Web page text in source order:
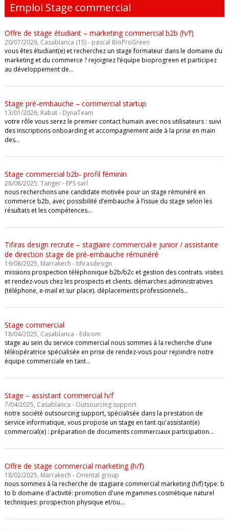
Emploi Stage commercial
Offre de stage étudiant – marketing commercial b2b (h/f)
20/07/2026, Casablanca (15) - pascal BioProGreen
vous êtes étudiant(e) et recherchez un stage formateur dans le domaine du
marketing et du commerce ? rejoignez l’équipe bioprogreen et participez
au développement de…
Stage pré-embauche – commercial startup
13/01/2026, Rabat - DynaTeam
votre rôle vous serez le premier contact humain avec nos utilisateurs : suivi
des inscriptions onboarding et accompagnement aide à la prise en main
des…
Stage commercial b2b- profil féminin
28/08/2025, Tanger - EPS sarl
nous recherchons une candidate motivée pour un stage rémunéré en
commerce b2b, avec possibilité d’embauche à l’issue du stage selon les
résultats et les compétences…
Tifiras design recrute – stagiaire commercial·e junior / assistante
de direction stage de pré-embauche rémunéré
19/08/2025, Marrakech - tifirasdesign
missions prospection téléphonique b2b/b2c et gestion des contrats. visites
et rendez-vous chez les prospects et clients. démarches administratives
(téléphone, e-mail et sur place). déplacements professionnels…
Stage commercial
18/04/2025, Casablanca - Edicom
stage au sein du service commercial nous sommes à la recherche d'une
téléopératrice spécialisée en prise de rendez-vous pour rejoindre notre
équipe commerciale en tant…
Stage – assistant commercial h/f
7/04/2025, Casablanca - Outsourcing support
notre société outsourcing support, spécialisée dans la prestation de
service informatique, vous propose un stage en tant qu'assistant(e)
commercial(e) : préparation de documents commerciaux participation…
Offre de stage commercial marketing (h/f)
18/02/2025, Marrakech - Oriental group
nous sommes à la recherche de stagiaire commercial marketing (h/f) type: b
to b domaine d'activité: promotion d'une mgammes cosmétique naturel
techniques: prospection physique et/ou…